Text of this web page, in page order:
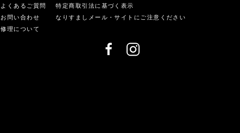
よくあるご質問
お問い合わせ
修理について
特定商取引法に基づく表示
なりすましメール・サイトにご注意ください